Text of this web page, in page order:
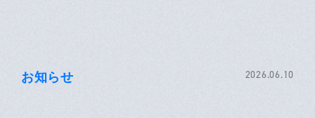
お知らせ 2026.06.10